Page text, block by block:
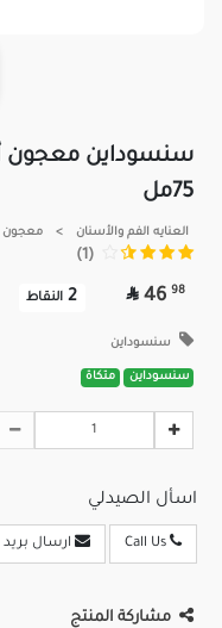
سنسوداين معجون
75مل
العنايه الفم والأسنان > معجون
(1)
98
46

2 النقاط
سنسوداين
سنسوداين متكاة
اسأل الصيدلي
ارسال بريد
مشاركة المنتج